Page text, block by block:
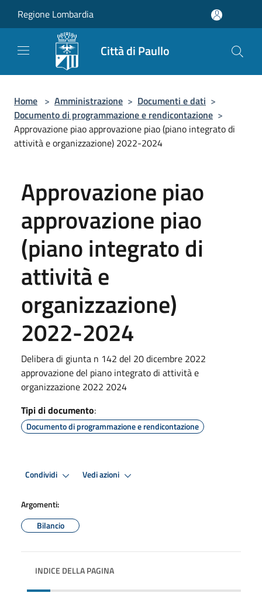
Regione Lombardia
Città di Paullo
Home > Amministrazione > Documenti e dati >
Documento di programmazione e rendicontazione >
Approvazione piao approvazione piao (piano integrato di
attività e organizzazione) 2022-2024
Approvazione piao
approvazione piao
(piano integrato di
attività e
organizzazione)
2022-2024
Delibera di giunta n 142 del 20 dicembre 2022
approvazione del piano integrato di attività e
organizzazione 2022 2024
Tipi di documento:
Documento di programmazione e rendicontazione
Condividi Vedi azioni
Argomenti:
Bilancio
INDICE DELLA PAGINA